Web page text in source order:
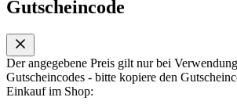
Gutscheincode
Der angegebene Preis gilt nur bei
Gutscheincodes - bitte kopiere den
Einkauf im Shop: